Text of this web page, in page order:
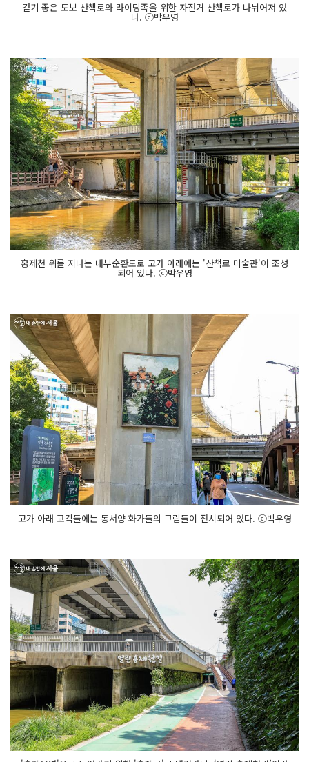
걷기 좋은 도보 산책로와 라이딩족을 위한 자전거 산책로가 나뉘어져 있
다. ⓒ박우영
홍제천 위를 지나는 내부순환도로 고가 아래에는 '산책로 미술관'이 조성
되어 있다. ⓒ박우영
고가 아래 교각들에는 동서양 화가들의 그림들이 전시되어 있다. ⓒ박우영